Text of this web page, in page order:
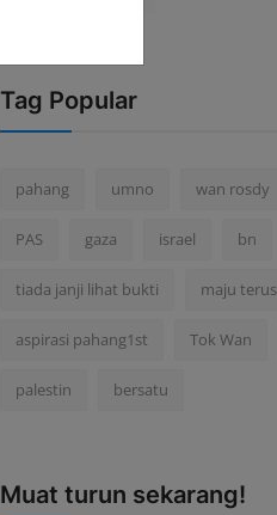
Tag Popular
pahang umno wan rosdy
PAS gaza israel bn
tiada janji lihat bukti maju
aspirasi pahang1st Tok Wan
palestin bersatu
Muat turun sekarang!